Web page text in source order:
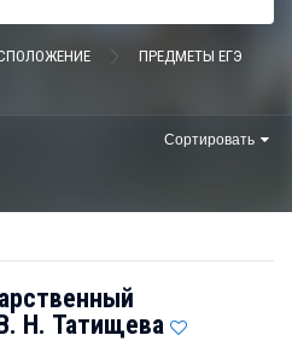
ПРЕДМЕТЫ ЕГЭ
Сортировать
Н. Татищева